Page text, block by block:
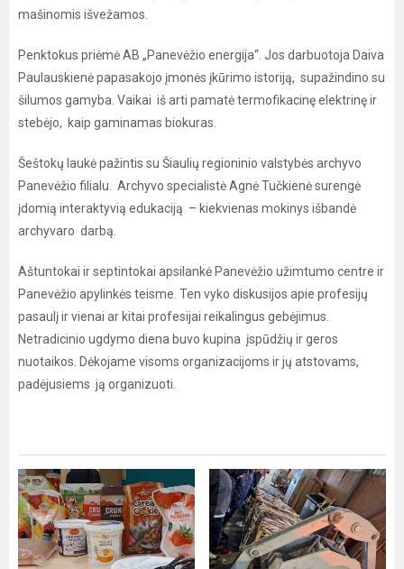
mašinomis išvežamos.
Penktokus priėmė AB „Panevėžio energija“. Jos darbuotoja Daiva
Paulauskienė papasakojo įmonės įkūrimo istoriją, supažindino su
šilumos gamyba. Vaikai iš arti pamatė termofikacinę elektrinę ir
stebėjo, kaip gaminamas biokuras.
Šeštokų laukė pažintis su Šiaulių regioninio valstybės archyvo
Panevėžio filialu. Archyvo specialistė Agnė Tučkienė surengė
įdomią interaktyvią edukaciją – kiekvienas mokinys išbandė
archyvaro darbą.
Aštuntokai ir septintokai apsilankė Panevėžio užimtumo centre ir
Panevėžio apylinkės teisme. Ten vyko diskusijos apie profesijų
pasaulį ir vienai ar kitai profesijai reikalingus gebėjimus.
Netradicinio ugdymo diena buvo kupina įspūdžių ir geros
nuotaikos. Dėkojame visoms organizacijoms ir jų atstovams,
padėjusiems ją organizuoti.